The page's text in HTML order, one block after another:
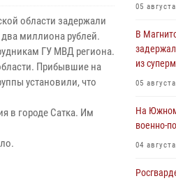
области задержали
миллиона рублей.
ГУ МВД региона.
Прибывшие на
установили, что
в городе Сатка. Им
05
В
из
05
На Южном
военно-
04